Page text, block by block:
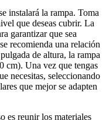
instalará la rampa. Toma
que deseas cubrir. La
garantizar que sea
recomienda una relación
de altura, la rampa
cm). Una vez que tengas
necesitas, seleccionando
que mejor se adapten
es reunir los materiales